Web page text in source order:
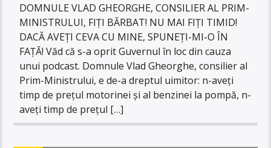
DOMNULE VLAD GHEORGHE, CONSILIER AL PRIM-
MINISTRULUI, FIȚI BĂRBAT! NU MAI FIȚI TIMID!
DACĂ AVEȚI CEVA CU MINE, SPUNEȚI-MI-O ÎN
FAȚĂ! Văd că s-a oprit Guvernul în loc din cauza
unui podcast. Domnule Vlad Gheorghe, consilier al
Prim-Ministrului, e de-a dreptul uimitor: n-aveți
timp de prețul motorinei și al benzinei la pompă, n-
aveți timp de prețul […]